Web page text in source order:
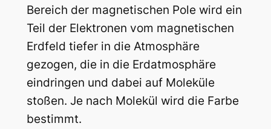
Bereich der magnetischen Pole wird ein
Teil der Elektronen vom magnetischen
Erdfeld tiefer in die Atmosphäre
gezogen, die in die Erdatmosphäre
eindringen und dabei auf Moleküle
stoßen. Je nach Molekül wird die Farbe
bestimmt.